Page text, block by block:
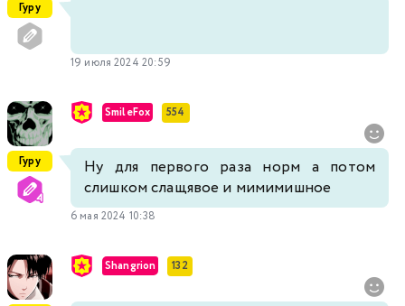
Гуру
19 июля 2024 20:59
Гуру
SmileFox 554
Ну для первого раза норм а потом
слишком слащявое и мимимишное
6 мая 2024 10:38
Shangrion 132